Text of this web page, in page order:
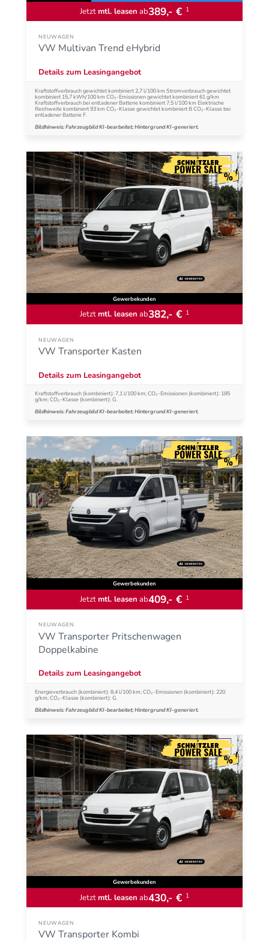
Jetztmtl. leasen ab389,- € 1
NEUWAGEN
VW Multivan Trend eHybrid
Details zum Leasingangebot
Kraftstoffverbrauch gewichtet kombiniert 2,7 l/100 km Stromverbrauch gewichtet
kombiniert 15,7 kWh/100 km CO₂-Emissionen gewichtet kombiniert 61 g/km
Kraftstoffverbrauch bei entladener Batterie kombiniert 7,5 l/100 km Elektrische
Reichweite kombiniert 93 km CO₂-Klasse gewichtet kombiniert B CO₂-Klasse bei
entladener Batterie F.
Bildhinweis: Fahrzeugbild KI-bearbeitet; Hintergrund KI-generiert.
Gewerbekunden
Jetztmtl. leasen ab382,- € 1
NEUWAGEN
VW Transporter Kasten
Details zum Leasingangebot
Kraftstoffverbrauch (kombiniert): 7,1 l/100 km; CO₂-Emissionen (kombiniert): 185
g/km; CO₂-Klasse (kombiniert): G.
Bildhinweis: Fahrzeugbild KI-bearbeitet; Hintergrund KI-generiert.
Gewerbekunden
Jetztmtl. leasen ab409,- € 1
NEUWAGEN
VW Transporter Pritschenwagen
Doppelkabine
Details zum Leasingangebot
Energieverbrauch (kombiniert): 8,4 l/100 km; CO₂-Emissionen (kombiniert): 220
g/km; CO₂-Klasse (kombiniert): G.
Bildhinweis: Fahrzeugbild KI-bearbeitet; Hintergrund KI-generiert.
Gewerbekunden
Jetztmtl. leasen ab430,- € 1
NEUWAGEN
VW Transporter Kombi